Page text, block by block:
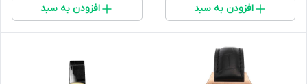
افزودن به سبد افزودن به سبد